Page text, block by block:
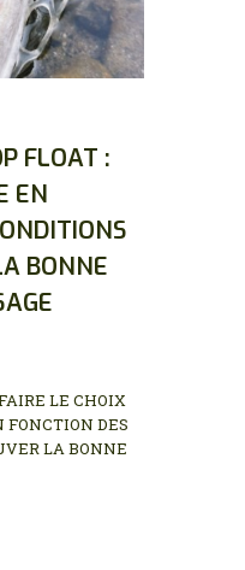
FLOAT :
EN
BONNE
LE CHOIX
DES
LA BONNE